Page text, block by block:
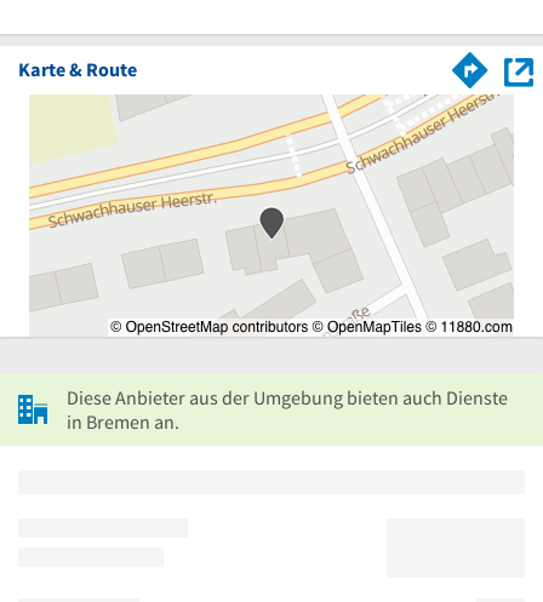
Karte & Route
Diese Anbieter aus der Umgebung bieten auch Dienste
in Bremen an.